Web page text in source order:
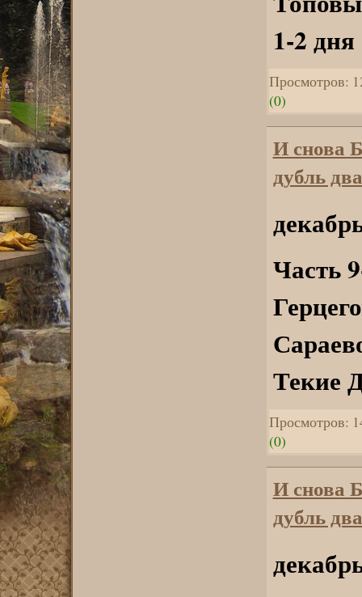
1-2 дня
Просмотров:
(0)
И снова
дубль
Часть
Текие
Просмотров:
(0)
И снова
дубль